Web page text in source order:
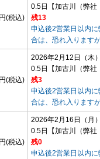
(税込)
0.5日
【加古川（弊
残13
申込後2営業日以内
合は、恐れ入ります
(税込)
2026年2月12日（木
0.5日
【加古川（弊
残3
申込後2営業日以内
合は、恐れ入ります
(税込)
2026年2月16日（月
0.5日
【加古川（弊
残0
申込後2営業日以内